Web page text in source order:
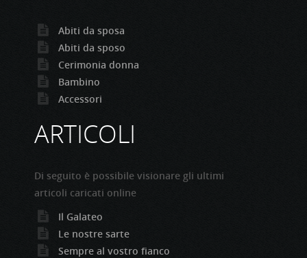
Abiti da sposa
Abiti da sposo
Cerimonia donna
Bambino
Accessori
ARTICOLI
Di seguito è possibile visionare gli ultimi
articoli caricati online
Il Galateo
Le nostre sarte
Sempre al vostro fianco